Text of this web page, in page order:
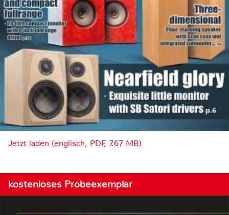
Jetzt laden (englisch, PDF, 7.67 MB)
kostenloses Probeexemplar